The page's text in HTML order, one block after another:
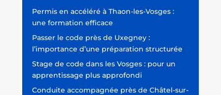
Permis en accéléré à Thaon-les-Vosges :
une formation efficace
Passer le code près de Uxegney :
l’importance d’une préparation structurée
Stage de code dans les Vosges : pour un
apprentissage plus approfondi
Conduite accompagnée près de Châtel-sur-